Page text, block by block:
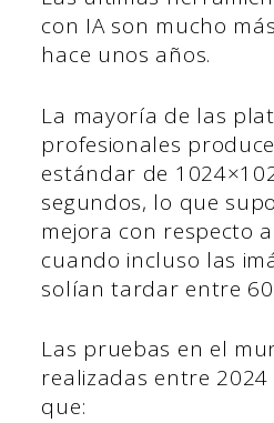
con IA son mucho
hace unos años.
La mayoría de las
profesionales
estándar de
segundos, lo que
mejora con respecto
cuando incluso las
solían tardar entre
Las pruebas en el
realizadas entre
que: